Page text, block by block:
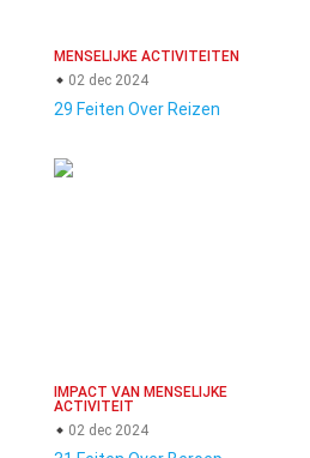
MENSELIJKE ACTIVITEITEN
02 dec 2024
29 Feiten Over Reizen
IMPACT VAN MENSELIJKE
ACTIVITEIT
02 dec 2024